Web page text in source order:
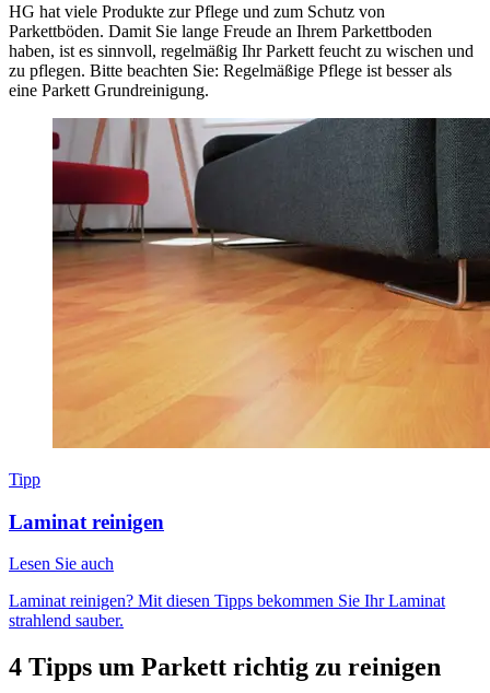
HG hat viele Produkte zur Pflege und zum Schutz von
Parkettböden. Damit Sie lange Freude an Ihrem Parkettboden
haben, ist es sinnvoll, regelmäßig Ihr Parkett feucht zu wischen und
zu pflegen. Bitte beachten Sie: Regelmäßige Pflege ist besser als
eine Parkett Grundreinigung.
Tipp
Laminat reinigen
Lesen Sie auch
Laminat reinigen? Mit diesen Tipps bekommen Sie Ihr Laminat
strahlend sauber.
4 Tipps um Parkett richtig zu reinigen